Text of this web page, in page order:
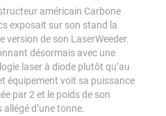
américain Carbone
exposait sur son stand la
version de son LaserWeeder.
désormais avec une
laser à diode plutôt qu’au
équipement voit sa puissance
par 2 et le poids de son
allégé d’une tonne.